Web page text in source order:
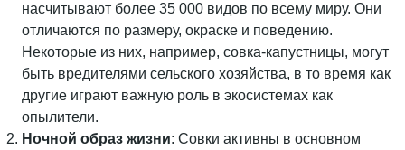
насчитывают более 35 000 видов по всему миру. Они
отличаются по размеру, окраске и поведению.
Некоторые из них, например, совка-капустницы, могут
быть вредителями сельского хозяйства, в то время как
другие играют важную роль в экосистемах как
опылители.
Ночной образ жизни: Совки активны в основном